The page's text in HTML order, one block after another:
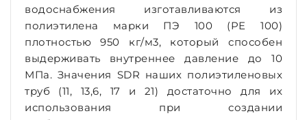
водоснабжения изготавливаются из
полиэтилена марки ПЭ 100 (PE 100)
плотностью 950 кг/м3, который способен
выдерживать внутреннее давление до 10
МПа. Значения SDR наших полиэтиленовых
труб (11, 13,6, 17 и 21) достаточно для их
использования при создании